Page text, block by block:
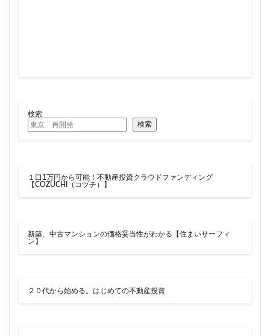
検索
検索
１口1万円から可能！不動産投資クラウドファンディング
【COZUCHI（コヅチ）】
新築、中古マンションの価格妥当性がわかる【住まいサーフィ
ン】
２０代から始める。はじめての不動産投資